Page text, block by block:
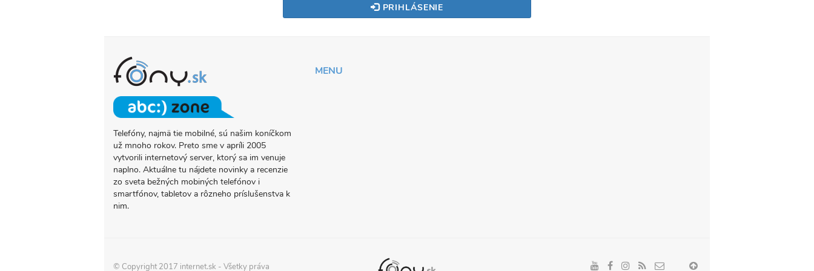
PRIHLÁSENIE
O
PROJEKTE
FONY.SK
Telefóny, najmä tie mobilné, sú našim koníčkom
už mnoho rokov. Preto sme v apríli 2005
vytvorili internetový server, ktorý sa im venuje
naplno. Aktuálne tu nájdete novinky a recenzie
zo sveta bežných mobiných telefónov i
smartfónov, tabletov a rôzneho príslušenstva k
nim.
MENU
© Copyright 2017 internet.sk - Všetky práva